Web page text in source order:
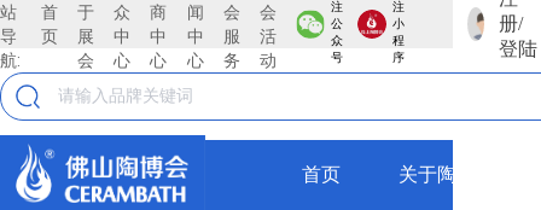
站
导
航:
首
页
于
展
会
众
中
心
商
中
心
闻
中
心
会
服
务
会
活
动
注
公
众
号
注
小
程
序
册/
登陆
首页 关于陶博会